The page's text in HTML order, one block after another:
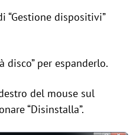
“Gestione dispositivi”
disco” per espanderlo.
del mouse sul
“Disinstalla”.